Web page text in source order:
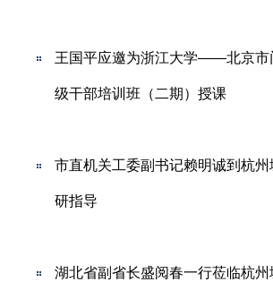
王国平应邀为浙江大学——北京市
级干部培训班（二期）授课
市直机关工委副书记赖明诚到杭州
研指导
湖北省副省长盛阅春一行莅临杭